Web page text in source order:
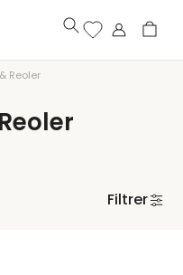
Reoler
Filtrer